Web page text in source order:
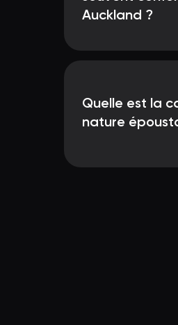
Auckland ?
Quelle est la
nature